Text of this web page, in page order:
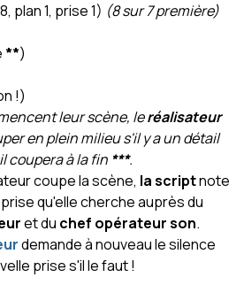
plan 1, prise 1) (8 sur 7 première)
**)
!)
leur scène, leréalisateur
en plein milieu s'il y a un détail
coupera à la fin ***.
coupe la scène, la scriptnote
qu'elle cherche auprès du
et du chef opérateur son.
demande à nouveau le silence
prise s'il le faut !